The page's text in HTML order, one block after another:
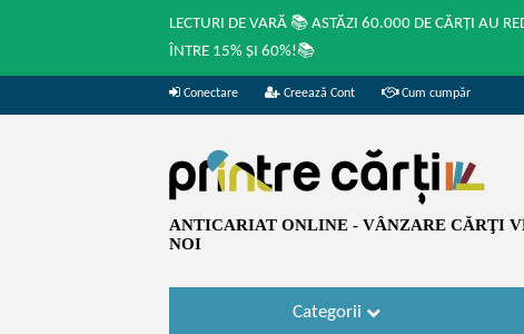
LECTURI DE VARĂ 📚 ASTĂZI 60.000 DE CĂRȚI AU
ÎNTRE 15% ȘI 60%!📚
Conectare Creează Cont Cum cumpăr
ANTICARIAT ONLINE - VÂNZARE CĂRŢI
NOI
Categorii